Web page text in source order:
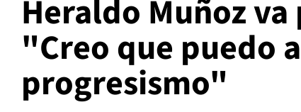
Heraldo Muñoz
"Creo que puedo
progresismo"